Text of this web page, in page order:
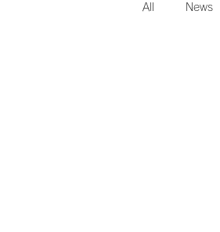
All News